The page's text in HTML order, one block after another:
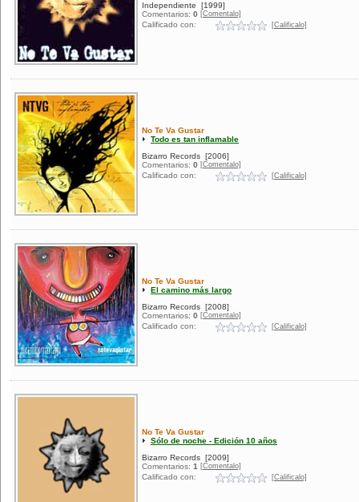
Independiente
[1999]
Comentarios: 0 [Comentalo]
Calificado con: [Calificalo]
No Te Va Gustar
Todo es tan inflamable
Bizarro Records [2006]
Comentarios: 0 [Comentalo]
Calificado con: [Calificalo]
No Te Va Gustar
El camino más largo
Bizarro Records [2008]
Comentarios: 0 [Comentalo]
Calificado con: [Calificalo]
No Te Va Gustar
Sólo de noche - Edición 10 años
Bizarro Records [2009]
Comentarios: 1 [Comentalo]
Calificado con: [Calificalo]